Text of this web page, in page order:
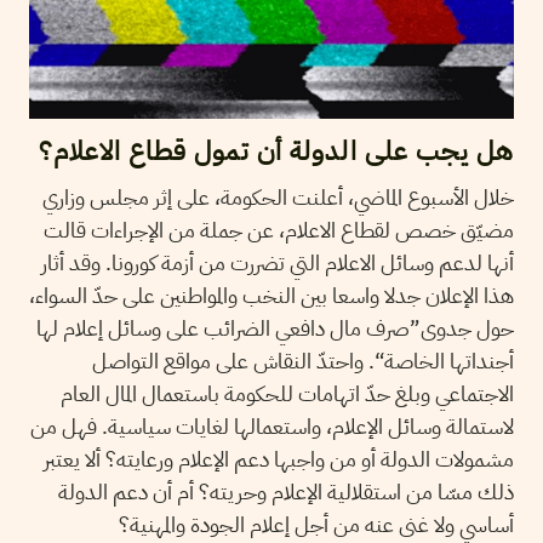
هل يجب على الدولة أن تمول قطاع الاعلام؟
خلال الأسبوع الماضي، أعلنت الحكومة، على إثر مجلس وزاري
مضيّق خصص لقطاع الاعلام، عن جملة من الإجراءات قالت
أنها لدعم وسائل الاعلام التي تضررت من أزمة كورونا. وقد أثار
هذا الإعلان جدلا واسعا بين النخب والمواطنين على حدّ السواء،
حول جدوى”صرف مال دافعي الضرائب على وسائل إعلام لها
أجنداتها الخاصة“. واحتدّ النقاش على مواقع التواصل
الاجتماعي وبلغ حدّ اتهامات للحكومة باستعمال المال العام
لاستمالة وسائل الإعلام، واستعمالها لغايات سياسية. فهل من
مشمولات الدولة أو من واجبها دعم الإعلام ورعايته؟ ألا يعتبر
ذلك مسّا من استقلالية الإعلام وحريته؟ أم أن دعم الدولة
أساسي ولا غنى عنه من أجل إعلام الجودة والمهنية؟